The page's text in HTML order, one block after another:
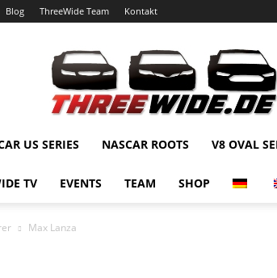
Blog ThreeWide Team Kontakt
US SERIES NASCAR ROOTS V8 OVAL
TV EVENTS TEAM SHOP
Max Lanza